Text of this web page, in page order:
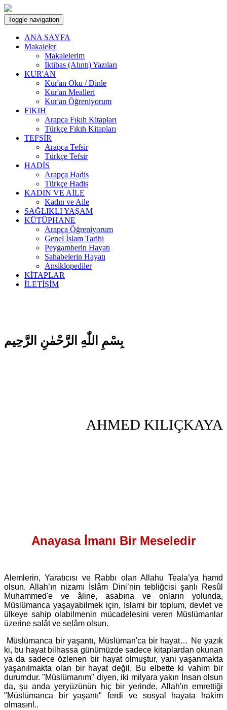
Toggle navigation
ANA SAYFA
Makaleler
Makalelerim
İktibas (Alıntı) Yazıları
KUR'AN
Kur'an Oku / Dinle
Kur'an Mealleri
Kur'an Öğreniyorum
FIKIH
Arapça Fıkıh Kitapları
Türkçe Fıkıh Kitapları
TEFSİR
Arapça Tefsir
Türkçe Tefsir
HADİS
Arapça Hadis
Türkçe Hadis
KADIN VE AİLE
Kadın ve Aile
SAĞLIKLI YAŞAM
KÜTÜPHANE
Arapça Öğreniyorum
Genel İslam Tarihi
Peygamberin Hayatı
Sahabelerin Hayatı
Ansiklopediler
KİTAPLAR
İLETİŞİM
بِسْمِ اللّٰهِ الرَّحْمٰنِ الرَّحِيم
AHMED KILIÇKAYA
Anayasa İmanı Bir Meseledir
Alemlerin, Yaratıcısı ve Rabbı olan Allahu Teala’ya hamd
olsun. Allah’ın nizamı İslâm Dini’nin tebliğcisi şanlı Resûl
Muhammed'e ve âline, asabına ve onların yolunda,
Müslümanca yaşayabilmek için, İslami bir toplum, devlet ve
ülkeye sahip olabilmenin mücadelesini veren Müslümanlar
üzerine salât ve selâm olsun.
Müslümanca bir yaşantı, Müslüman'ca bir hayat… Ne yazık
ki, bu hayat bilhassa günümüzde sadece kitaplardan okunan
ya da sadece özlenen bir hayat olmuştur, yani yaşanmakta
yaşanılmakta olan bir hayat değil. Bu elbette ki vahim bir
durumdur. "Müslümanım" diyen, iki milyara yakın İnsan olsun
da, şu anda yeryüzünün hiç bir yerinde, Allah'ın emrettiği
"Müslümanca bir yaşantı" ferdi ve sosyal hayata hakim
olmasın!..